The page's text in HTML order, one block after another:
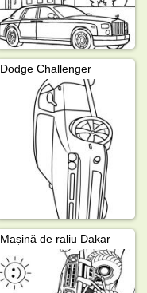
Dodge Challenger
Mașină de raliu Dakar